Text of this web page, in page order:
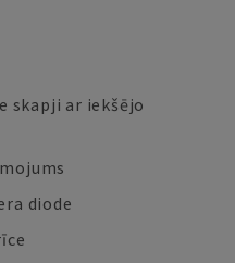
ar iekšējo
diode